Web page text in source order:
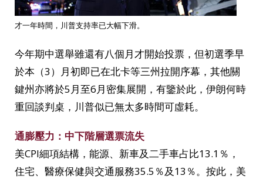
才一年時間，川普支持率已大幅下滑。
今年期中選舉雖還有八個月才開始投票，但初選季早
於本（3）月初即已在北卡等三州拉開序幕，其他關
鍵州亦將於5月至6月密集展開，有鑒於此，伊朗何時
重回談判桌，川普似已無太多時間可虛耗。
通膨壓力：中下階層選票流失
美CPI細項結構，能源、新車及二手車占比13.1％，
住宅、醫療保健與交通服務35.5％及13％。按此，美